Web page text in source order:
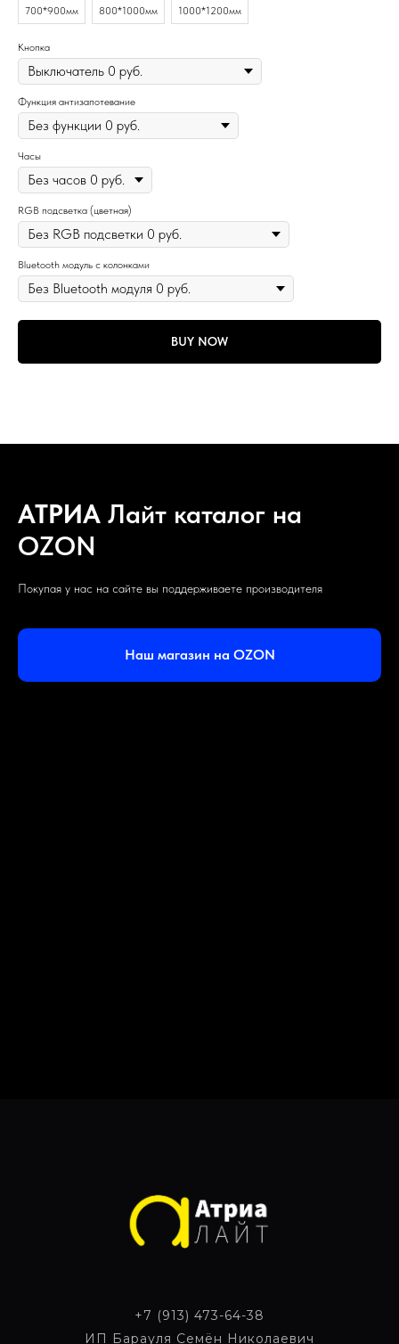
700*900мм 800*1000мм 1000*1200мм
Кнопка
Функция антизапотевание
Часы
RGB подсветка (цветная)
Bluetooth модуль с колонками
BUY NOW
АТРИА Лайт каталог на
OZON
Покупая у нас на сайте вы поддерживаете производителя
Наш магазин на OZON
+7 (913) 473-64-38
ИП Барауля Семён Николаевич